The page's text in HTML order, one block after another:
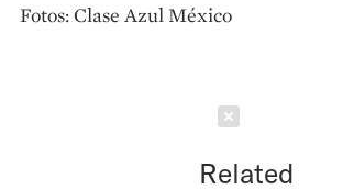
Fotos: Clase Azul México
Related